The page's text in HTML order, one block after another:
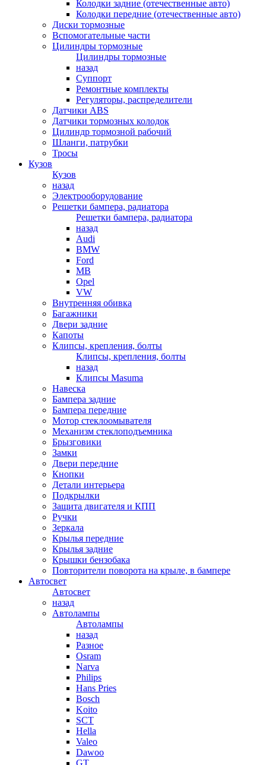
Колодки задние (отечественные авто)
Колодки передние (отечественные авто)
Диски тормозные
Вспомогательные части
Цилиндры тормозные
Цилиндры тормозные
назад
Суппорт
Ремонтные комплекты
Регуляторы, распределители
Датчики ABS
Датчики тормозных колодок
Цилиндр тормозной рабочий
Шланги, патрубки
Тросы
Кузов
Кузов
назад
Электрооборудование
Решетки бампера, радиатора
Решетки бампера, радиатора
назад
Audi
BMW
Ford
MB
Opel
VW
Внутренняя обивка
Багажники
Двери задние
Капоты
Клипсы, крепления, болты
Клипсы, крепления, болты
назад
Клипсы Masuma
Навеска
Бампера задние
Бампера передние
Мотор стеклоомывателя
Механизм стеклоподъемника
Брызговики
Замки
Двери передние
Кнопки
Детали интерьера
Подкрылки
Защита двигателя и КПП
Ручки
Зеркала
Крылья передние
Крылья задние
Крышки бензобака
Повторители поворота на крыле, в бампере
Автосвет
Автосвет
назад
Автолампы
Автолампы
назад
Разное
Osram
Narva
Philips
Hans Pries
Bosch
Koito
SCT
Hella
Valeo
Dawoo
GT